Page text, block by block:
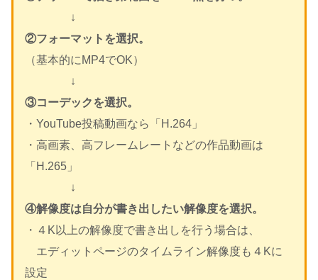
↓
②フォーマットを選択。
（基本的にMP4でOK）
↓
③コーデックを選択。
・YouTube投稿動画なら「H.264」
・高画素、高フレームレートなどの作品動画は
「H.265」
↓
④解像度は自分が書き出したい解像度を選択。
・４K以上の解像度で書き出しを行う場合は、
エディットページのタイムライン解像度も４Kに
設定